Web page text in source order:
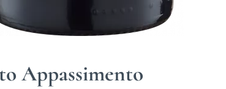
Appassimento